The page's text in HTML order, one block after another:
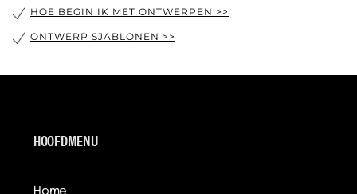
HOE BEGIN IK MET ONTWERPEN >>
ONTWERP SJABLONEN >>
HOOFDMENU
Home